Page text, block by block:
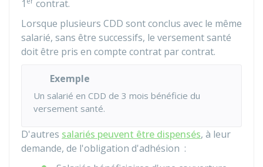
1
contrat.
Lorsque plusieurs CDD sont conclus avec le même
salarié, sans être successifs, le versement santé
doit être pris en compte contrat par contrat.
Exemple
Un salarié en CDD de 3 mois bénéficie du
versement santé.
D'autres salariés peuvent être dispensés, à leur
demande, de l'obligation d'adhésion :